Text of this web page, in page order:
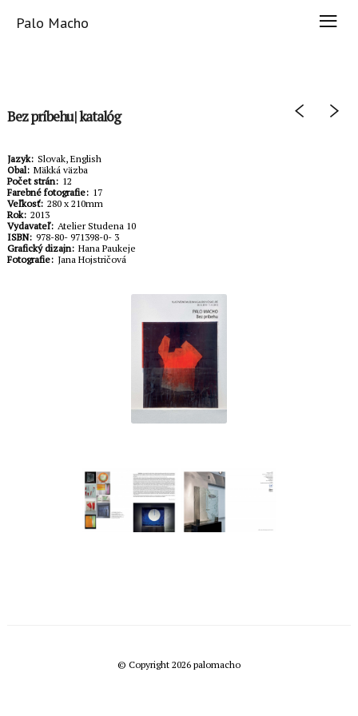
Palo Macho
Bez príbehu| katalóg
Jazyk
Slovak, English
Obal
Mäkká väzba
Počet strán
12
Farebné fotografie
17
Veľkosť
280 x 210mm
Rok
2013
Vydavateľ
Atelier Studena 10
ISBN
978-80- 971398-0- 3
Grafický dizajn
Hana Paukeje
Fotografie
Jana Hojstričová
© Copyright 2026 palomacho